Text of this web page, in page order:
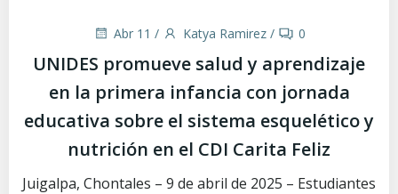
Abr 11 / Katya Ramirez / 0
UNIDES promueve salud y aprendizaje
en la primera infancia con jornada
educativa sobre el sistema esquelético y
nutrición en el CDI Carita Feliz
Juigalpa, Chontales – 9 de abril de 2025 – Estudiantes